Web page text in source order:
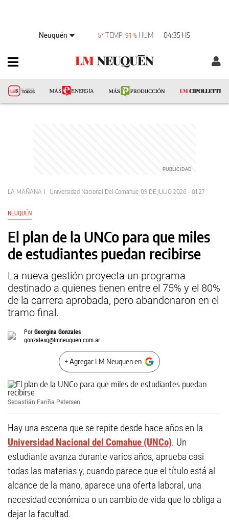
Neuquén 5°TEMP 91% HUM 04:35 HS
LA MAÑANA Universidad Nacional Del Comahue 09 DE JULIO 2026 - 01:27
NEUQUÉN
El plan de la UNCo para que miles
de estudiantes puedan recibirse
La nueva gestión proyecta un programa
destinado a quienes tienen entre el 75% y el 80%
de la carrera aprobada, pero abandonaron en el
tramo final.
Por Georgina Gonzales
gonzalesg@lmneuquen.com.ar
+ Agregar LM Neuquen en
Sebastián Fariña Petersen
Hay una escena que se repite desde hace años en la
Universidad Nacional del Comahue (UNCo). Un
estudiante avanza durante varios años, aprueba casi
todas las materias y, cuando parece que el título está al
alcance de la mano, aparece una oferta laboral, una
necesidad económica o un cambio de vida que lo obliga a
dejar la facultad.